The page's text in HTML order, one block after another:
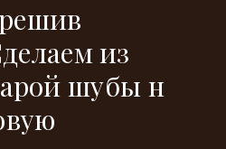
из
шубы н